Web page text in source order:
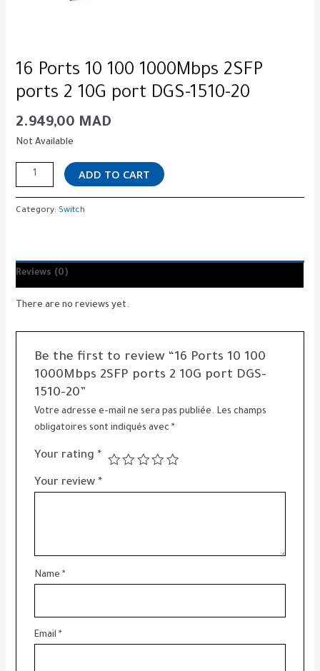
16 Ports 10 100 1000Mbps 2SFP
ports 2 10G port DGS-1510-20
2.949,00 MAD
Not Available
ADD TO CART
Category: Switch
Reviews (0)
There are no reviews yet.
Be the first to review “16 Ports 10 100
1000Mbps 2SFP ports 2 10G port DGS-
1510-20”
Votre adresse e-mail ne sera pas publiée. Les champs
obligatoires sont indiqués avec *
Your rating *
Your review *
Name *
Email *